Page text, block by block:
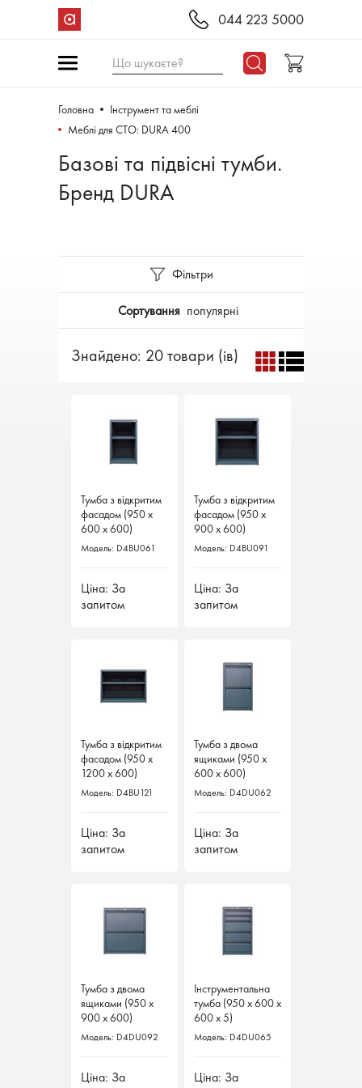
044 223 5000
Що шукаєте?
Головна
Інструмент та меблі
Меблі для СТО: DURA 400
Базові та підвісні тумби.
Бренд DURA
Фільтри
Сортування популярні
Знайдено: 20 товари (ів)
Тумба з відкритим
фасадом (950 х
600 х 600)
Модель: D4BU061
Ціна: За
запитом
Тумба з відкритим
фасадом (950 х
600 х 600)
Модель: D4BU061
Ціна: За
запитом
Тумба з відкритим
фасадом (950 х
900 х 600)
Модель: D4BU091
Ціна: За
запитом
Тумба з відкритим
фасадом (950 х
900 х 600)
Модель: D4BU091
Ціна: За
запитом
Тумба з відкритим
фасадом (950 х
1200 х 600)
Модель: D4BU121
Ціна: За
запитом
Тумба з відкритим
фасадом (950 х
1200 х 600)
Модель: D4BU121
Ціна: За
запитом
Тумба з двома
ящиками (950 х
600 х 600)
Модель: D4DU062
Ціна: За
запитом
Тумба з двома
ящиками (950 х
600 х 600)
Модель: D4DU062
Ціна: За
запитом
Тумба з двома
ящиками (950 х
900 х 600)
Модель: D4DU092
Ціна: За
Тумба з двома
ящиками (950 х
900 х 600)
Модель: D4DU092
Ціна: За
Інструментальна
тумба (950 х 600 х
600 х 5)
Модель: D4DU065
Ціна: За
Інструментальна
тумба (950 х 600 х
600 х 5)
Модель: D4DU065
Ціна: За